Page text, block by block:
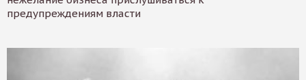
предупреждениям власти